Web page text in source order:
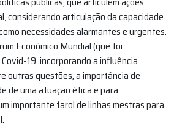
considerando articulação da capacidade
necessidades alarmantes e urgentes.
Econômico Mundial (que foi
19, incorporando a influência
outras questões, a importância de
de uma atuação ética e para
importante farol de linhas mestras para